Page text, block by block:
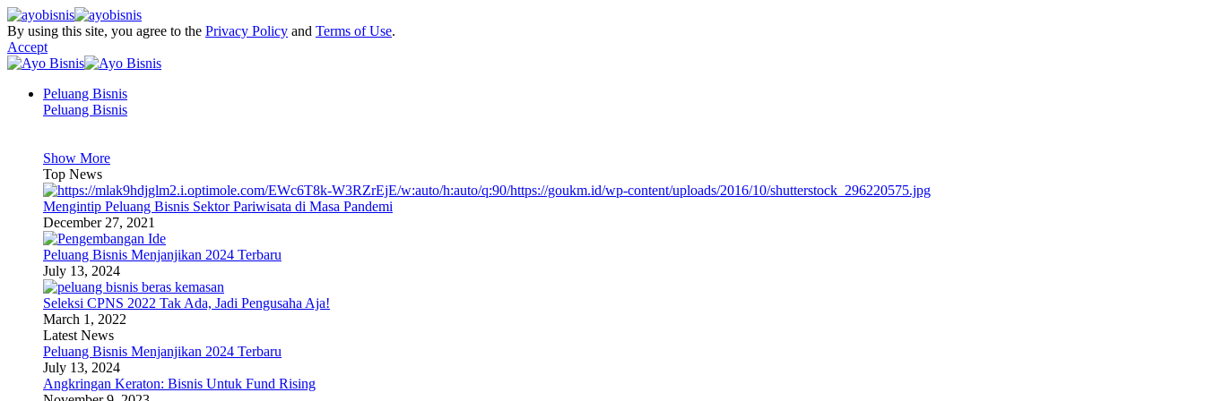
By using this site, you agree to the Privacy Policy and Terms of Use.
Accept
Peluang Bisnis
Peluang Bisnis
Show More
Top News
Mengintip Peluang Bisnis Sektor Pariwisata di Masa Pandemi
December 27, 2021
Peluang Bisnis Menjanjikan 2024 Terbaru
July 13, 2024
Seleksi CPNS 2022 Tak Ada, Jadi Pengusaha Aja!
March 1, 2022
Latest News
Peluang Bisnis Menjanjikan 2024 Terbaru
July 13, 2024
Angkringan Keraton: Bisnis Untuk Fund Rising